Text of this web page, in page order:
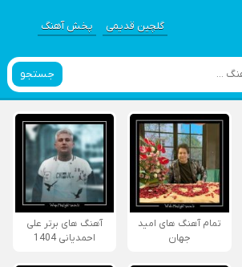
گلچین قدیمی پخش آهنگ
جستجو
تمام آهنگ های امید
جهان
آهنگ های برتر علی
احمدیانی 1404